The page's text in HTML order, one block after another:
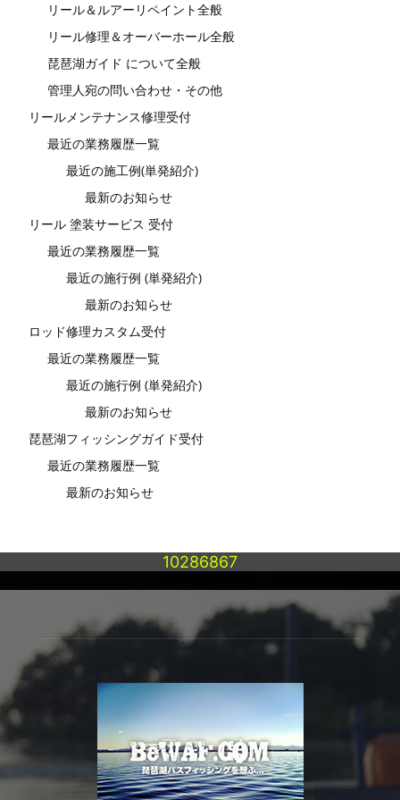
リール＆ルアーリペイント全般
リール修理＆オーバーホール全般
琵琶湖ガイド について全般
管理人宛の問い合わせ・その他
リールメンテナンス修理受付
最近の業務履歴一覧
最近の施工例(単発紹介)
最新のお知らせ
リール 塗装サービス 受付
最近の業務履歴一覧
最近の施行例 (単発紹介)
最新のお知らせ
ロッド修理カスタム受付
最近の業務履歴一覧
最近の施行例 (単発紹介)
最新のお知らせ
琵琶湖フィッシングガイド受付
最近の業務履歴一覧
最新のお知らせ
10286867